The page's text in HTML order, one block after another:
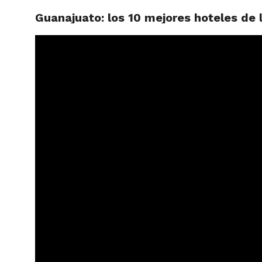
Guanajuato: los 10 mejores hoteles de